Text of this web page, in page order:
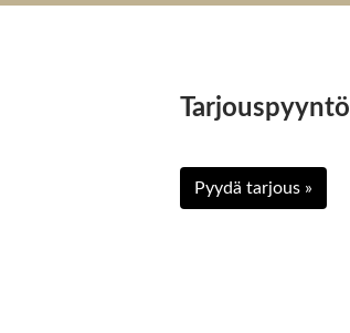
Tarjouspyyntö
Pyydä tarjous »